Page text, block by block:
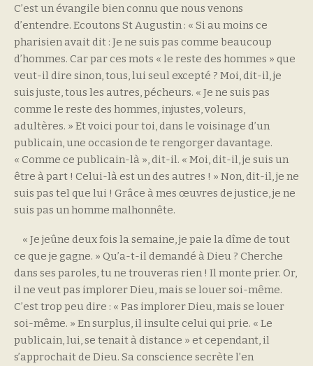
C’est un évangile bien connu que nous venons
d’entendre. Ecoutons St Augustin : « Si au moins ce
pharisien avait dit : Je ne suis pas comme beaucoup
d’hommes. Car par ces mots « le reste des hommes » que
veut-il dire sinon, tous, lui seul excepté ? Moi, dit-il, je
suis juste, tous les autres, pécheurs. « Je ne suis pas
comme le reste des hommes, injustes, voleurs,
adultères. » Et voici pour toi, dans le voisinage d’un
publicain, une occasion de te rengorger davantage.
« Comme ce publicain-là », dit-il. « Moi, dit-il, je suis un
être à part ! Celui-là est un des autres ! » Non, dit-il, je ne
suis pas tel que lui ! Grâce à mes œuvres de justice, je ne
suis pas un homme malhonnête.
« Je jeûne deux fois la semaine, je paie la dîme de tout
ce que je gagne. » Qu’a-t-il demandé à Dieu ? Cherche
dans ses paroles, tu ne trouveras rien ! Il monte prier. Or,
il ne veut pas implorer Dieu, mais se louer soi-même.
C’est trop peu dire : « Pas implorer Dieu, mais se louer
soi-même. » En surplus, il insulte celui qui prie. « Le
publicain, lui, se tenait à distance » et cependant, il
s’approchait de Dieu. Sa conscience secrète l’en